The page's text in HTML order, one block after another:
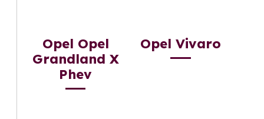
Opel Opel
Grandland X
Phev
Opel Vivaro